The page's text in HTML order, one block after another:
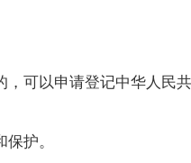
以申请登记中华人民
护。